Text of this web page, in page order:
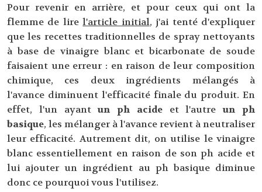
Pour revenir en arrière, et pour ceux qui ont la
flemme de lirel'article initial, j'ai tenté d'expliquer
que les recettes traditionnelles de spray nettoyants
à base de vinaigre blanc et bicarbonate de soude
faisaient une erreur : en raison de leur composition
chimique, ces deux ingrédients mélangés à
l'avance diminuent l'efficacité finale du produit. En
effet, l'un ayantun ph acideet l'autreun ph
basique, les mélanger à l'avance revient à neutraliser
leur efficacité. Autrement dit, on utilise le vinaigre
blanc essentiellement en raison de son ph acide et
lui ajouter un ingrédient au ph basique diminue
donc ce pourquoi vous l'utilisez.